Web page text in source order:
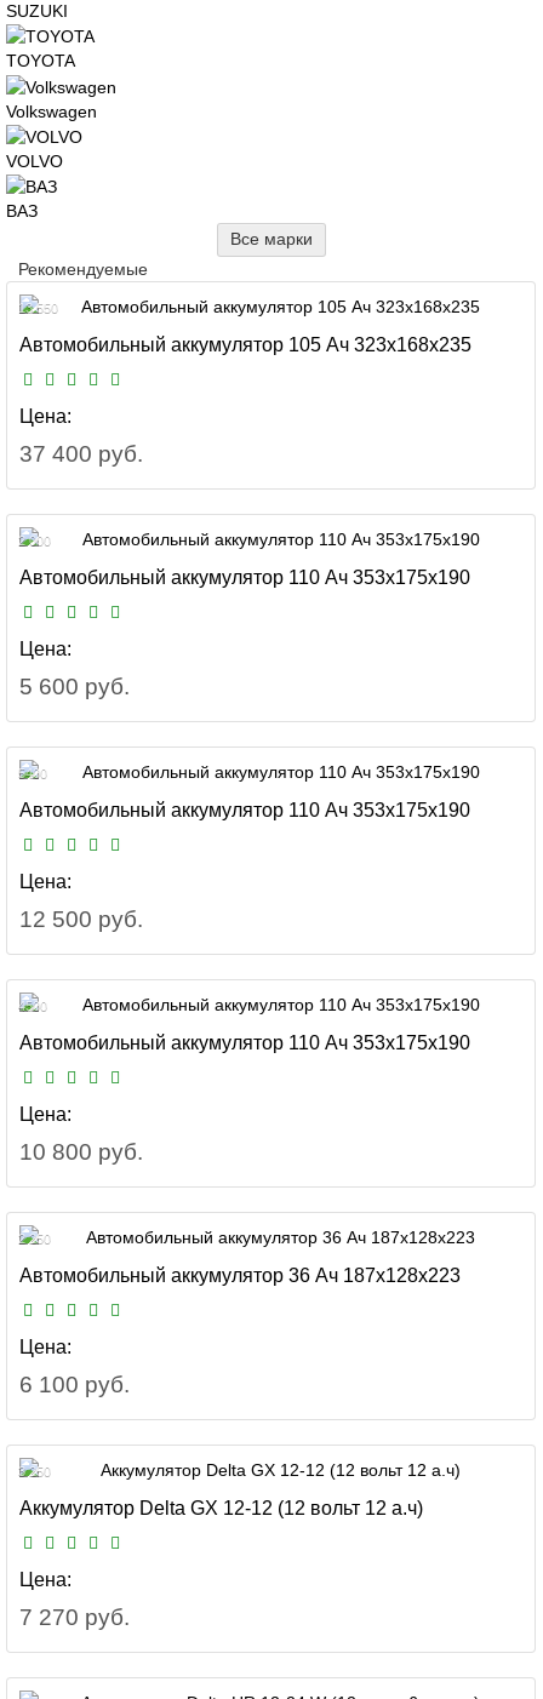
SUZUKI
TOYOTA
Volkswagen
VOLVO
ВАЗ
Все марки
Рекомендуемые
13 550
Автомобильный аккумулятор 105 Ач 323x168x235
Цена:
37 400 руб.
2 000
Автомобильный аккумулятор 110 Ач 353x175x190
Цена:
5 600 руб.
5400
Автомобильный аккумулятор 110 Ач 353x175x190
Цена:
12 500 руб.
4500
Автомобильный аккумулятор 110 Ач 353x175x190
Цена:
10 800 руб.
2 250
Автомобильный аккумулятор 36 Ач 187x128x223
Цена:
6 100 руб.
3 250
Аккумулятор Delta GX 12-12 (12 вольт 12 а.ч)
Цена:
7 270 руб.